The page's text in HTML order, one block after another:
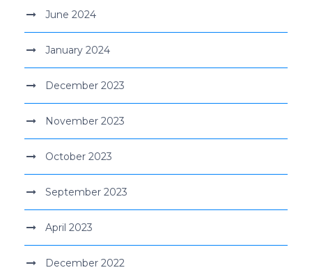
June 2024
January 2024
December 2023
November 2023
October 2023
September 2023
April 2023
December 2022